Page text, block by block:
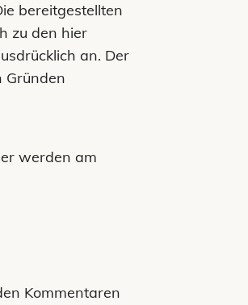
bereitgestellten
zu den hier
an. Der
Gründen
werden am
Kommentaren